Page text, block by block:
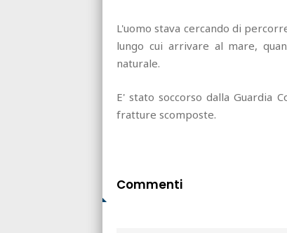
L'uomo stava cercando di
lungo cui arrivare al mare,
naturale.
E' stato soccorso dalla Guardia
fratture scomposte.
Commenti